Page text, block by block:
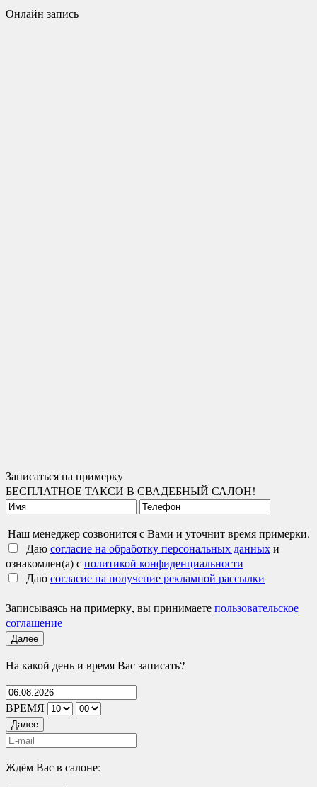
Онлайн запись
Записаться на примерку
БЕСПЛАТНОЕ ТАКСИ В СВАДЕБНЫЙ САЛОН!
Наш менеджер созвонится с Вами и уточнит время примерки.
Даюсогласие на обработку персональных данныхи
ознакомлен(а) сполитикой конфиденциальности
Даюсогласие на получение рекламной рассылки
Записываясь на примерку, вы принимаетепользовательское
соглашение
Далее
На какой день и время Вас записать?
ВРЕМЯ
Далее
Ждём Вас в салоне: